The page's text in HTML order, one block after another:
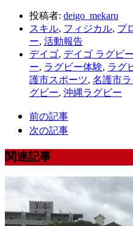
投稿者: deigo_mekaru
スキル, フィジカル, プ
ー, 活動報告
デイゴ, デイゴ ラグビ
ー, ラグビー体験, ラグ
護市スポーツ, 名護市
グビー, 沖縄ラグビー
前の記事
次の記事
関連記事